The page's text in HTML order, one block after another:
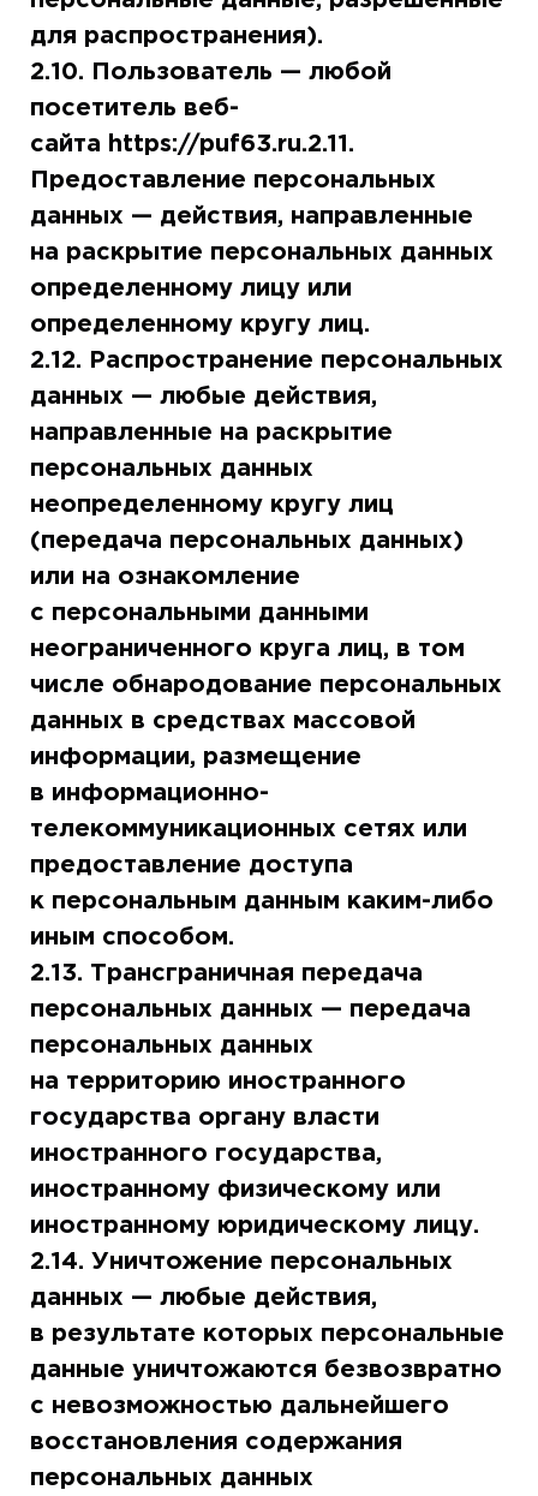
для распространения).
2.10. Пользователь — любой
посетитель веб-
сайта https://puf63.ru.2.11.
Предоставление персональных
данных — действия, направленные
на раскрытие персональных данных
определенному лицу или
определенному кругу лиц.
2.12. Распространение персональных
данных — любые действия,
направленные на раскрытие
персональных данных
неопределенному кругу лиц
(передача персональных данных)
или на ознакомление
с персональными данными
неограниченного круга лиц, в том
числе обнародование персональных
данных в средствах массовой
информации, размещение
в информационно-
телекоммуникационных сетях или
предоставление доступа
к персональным данным каким-либо
иным способом.
2.13. Трансграничная передача
персональных данных — передача
персональных данных
на территорию иностранного
государства органу власти
иностранного государства,
иностранному физическому или
иностранному юридическому лицу.
2.14. Уничтожение персональных
данных — любые действия,
в результате которых персональные
данные уничтожаются безвозвратно
с невозможностью дальнейшего
восстановления содержания
персональных данных